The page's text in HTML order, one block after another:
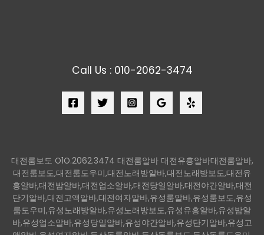
Call Us : 010-2062-3474
대전룸보도 O1O.2062.3474 대전룸알바 대전유흥알바대전룸알바,
대전룸보도,대전룸도우미,대전노래방알바,대전노래방보도,대전유
흥알바,대전밤알바,대전업소알바,대전당일알바,대전야간알바,대전
단기알바,대전고액알바,대전여자알바,유성룸알바,유성룸보도,유성
룸도우미,유성노래방알바,유성노래방보도,유성유흥알바,유성밤알
바,유성업소알바,유성당일알바,유성야간알바,유성단기알바,유성고